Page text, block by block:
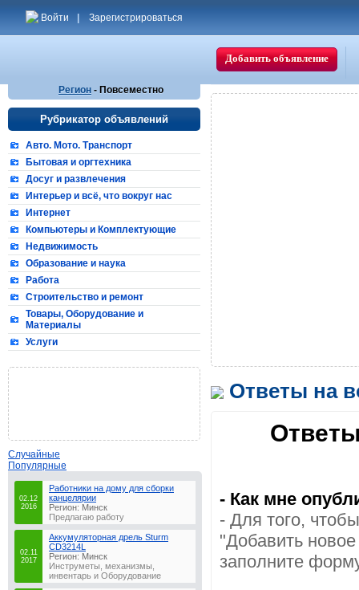
Войти Зарегистрироваться
Добавить объявление
Регион - Повсеместно
Рубрикатор объявлений
Авто. Мото. Транспорт
Бытовая и оргтехника
Досуг и развлечения
Интерьер и всё, что вокруг нас
Интернет
Компьютеры и Комплектующие
Недвижимость
Образование и наука
Работа
Строительство и ремонт
Товары, Оборудование и
Материалы
Услуги
Случайные
Популярные
02.12
2016
Работники на дому для сборки
канцелярии
Регион: Минск
Предлагаю работу
02.11
2017
Аккумуляторная дрель Sturm
CD3214L
Регион: Минск
Инструметы, механизмы,
инвентарь и Оборудование
Ответы на
- Как мне
- Для того,
"Добавить
заполните